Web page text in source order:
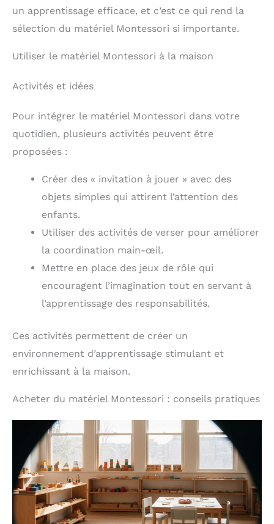
un apprentissage efficace, et c’est ce qui rend la
sélection du matériel Montessori si importante.
Utiliser le matériel Montessori à la maison
Activités et idées
Pour intégrer le matériel Montessori dans votre
quotidien, plusieurs activités peuvent être
proposées :
Créer des « invitation à jouer » avec des
objets simples qui attirent l’attention des
enfants.
Utiliser des activités de verser pour améliorer
la coordination main-œil.
Mettre en place des jeux de rôle qui
encouragent l’imagination tout en servant à
l’apprentissage des responsabilités.
Ces activités permettent de créer un
environnement d’apprentissage stimulant et
enrichissant à la maison.
Acheter du matériel Montessori : conseils pratiques